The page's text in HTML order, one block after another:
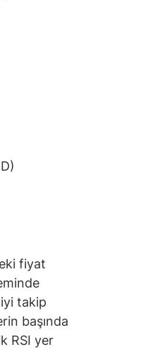
fiyat
takip
başında
RSI yer